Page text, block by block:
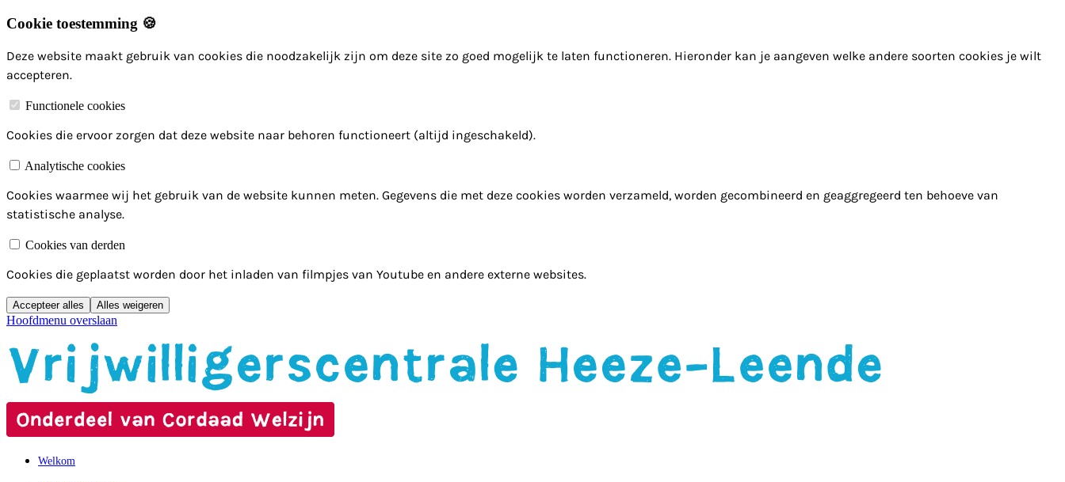
Cookie toestemming 🍪
Deze website maakt gebruik van cookies die noodzakelijk zijn om deze site zo goed mogelijk te laten functioneren. Hieronder kan je aangeven welke andere soorten cookies je wilt
accepteren.
Functionele cookies
Cookies die ervoor zorgen dat deze website naar behoren functioneert (altijd ingeschakeld).
Analytische cookies
Cookies waarmee wij het gebruik van de website kunnen meten. Gegevens die met deze cookies worden verzameld, worden gecombineerd en geaggregeerd ten behoeve van
statistische analyse.
Cookies van derden
Cookies die geplaatst worden door het inladen van filmpjes van Youtube en andere externe websites.
Accepteer alles Alles weigeren
Hoofdmenu overslaan
Welkom